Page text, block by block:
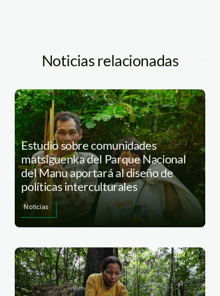
Noticias relacionadas
Estudio sobre comunidades
matsiguenka del Parque Nacional
del Manu aportará al diseño de
políticas interculturales
Noticias